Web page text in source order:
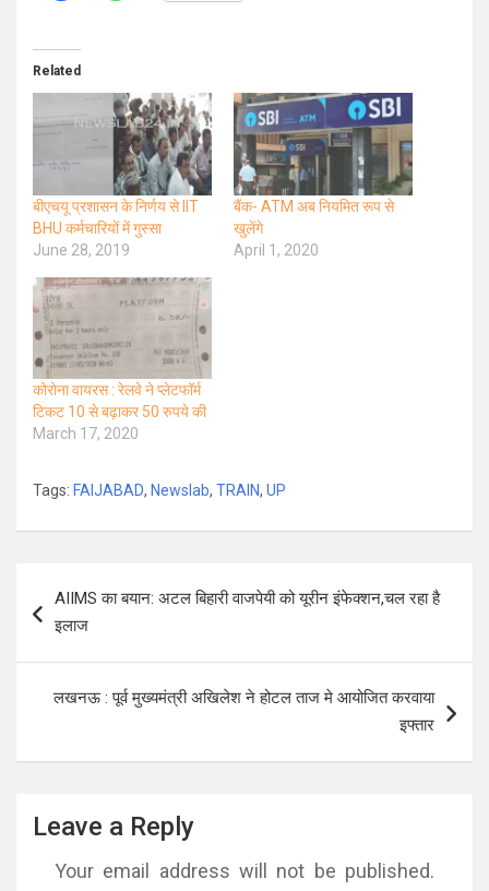
Related
बीएचयू प्रशासन के निर्णय से IIT
BHU कर्मचारियों में गुस्‍सा
June 28, 2019
बैंक- ATM अब नियमित रूप से
खुलेंगे
April 1, 2020
कोरोना वायरस : रेलवे ने प्लेटफॉर्म
टिकट 10 से बढ़ाकर 50 रुपये की
March 17, 2020
Tags: FAIJABAD, Newslab, TRAIN, UP
navigation
AIIMS का बयान: अटल बिहारी वाजपेयी को यूरीन इंफेक्शन,चल रहा है
इलाज
लखनऊ : पूर्व मुख्यमंत्री अखिलेश ने होटल ताज मे आयोजित करवाया
इफ्तार
Leave a Reply
Your email address will not be published.